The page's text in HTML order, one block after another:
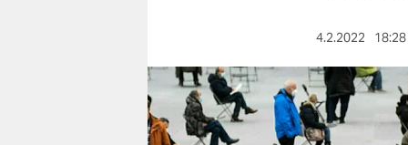
berlin
nord
4.2.2022